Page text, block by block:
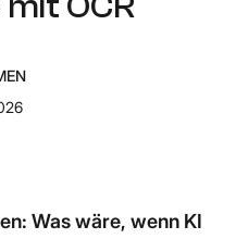
Was wäre, wenn KI